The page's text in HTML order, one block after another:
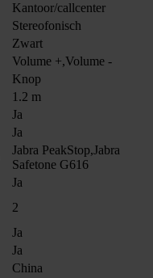
Kantoor/callcenter
Stereofonisch
Zwart
Volume +,Volume -
Knop
1.2 m
Ja
Ja
Jabra PeakStop,Jabra
Safetone G616
Ja
2
Ja
Ja
China